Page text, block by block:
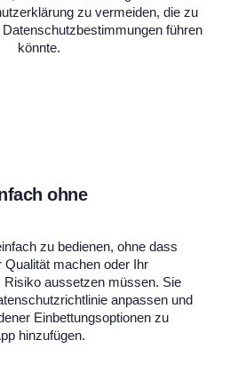
zu vermeiden, die zu
führen
könnte.
ohne
zu bedienen, ohne dass
Qualität machen oder Ihr
Risiko aussetzen müssen. Sie
anpassen und
Einbettungsoptionen zu
hinzufügen.